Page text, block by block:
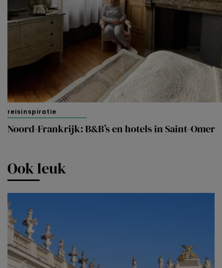
reisinspiratie
Noord-Frankrijk: B&B’s en hotels in Saint-Omer
Ook leuk